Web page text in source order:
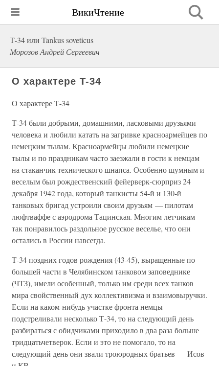
ВикиЧтение
Т-34 или Tankus soveticus
Морозов Андрей Сергеевич
О характере Т-34
О характере Т-34
Т-34 были добрыми, домашними, ласковыми друзьями
человека и любили катать на загривке красноармейцев по
немецким тылам. Красноармейцы любили немецкие
тылы и по праздникам часто заезжали в гости к немцам
на стаканчик технического шнапса. Особенно шумным и
веселым был рождественский фейерверк-сюрприз 24
декабря 1942 года, который танкисты 54-й и 130-й
танковых бригад устроили своим друзьям — пилотам
люфтваффе с аэродрома Тацинская. Многим летчикам
так понравилось раздольное русское веселье, что они
остались в России навсегда.
Т-34 поздних годов рождения (43-45), выращенные по
большей части в Челябинском танковом заповеднике
(ЧТЗ), имели особенный, только им среди всех танков
мира свойственный дух коллективизма и взаимовыручки.
Если на каком-нибудь участке фронта немцы
подстреливали несколько Т-34, то на следующий день
разбираться с обидчиками приходило в два раза больше
тридцатьчетверок. Если и это не помогало, то на
следующий день они звали троюродных братьев — Исов